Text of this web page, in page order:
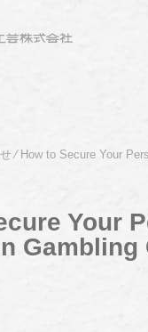
⁄ How to Secure Your
Your
Gambling